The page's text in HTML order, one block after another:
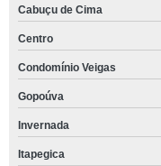
Cabuçu de Cima
Centro
Condomínio Veigas
Gopoúva
Invernada
Itapegica